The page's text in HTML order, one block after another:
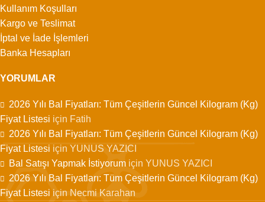
Kullanım Koşulları
Kargo ve Teslimat
İptal ve İade İşlemleri
Banka Hesapları
YORUMLAR
2026 Yılı Bal Fiyatları: Tüm Çeşitlerin Güncel Kilogram (Kg)
Fiyat Listesi için Fatih
2026 Yılı Bal Fiyatları: Tüm Çeşitlerin Güncel Kilogram (Kg)
Fiyat Listesi için YUNUS YAZICI
Bal Satışı Yapmak İstiyorum için YUNUS YAZICI
2026 Yılı Bal Fiyatları: Tüm Çeşitlerin Güncel Kilogram (Kg)
Fiyat Listesi için Necmi Karahan